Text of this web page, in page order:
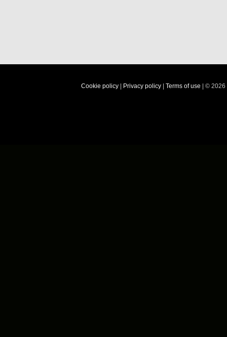
Cookie policy Privacy policy Terms of use | © 2026